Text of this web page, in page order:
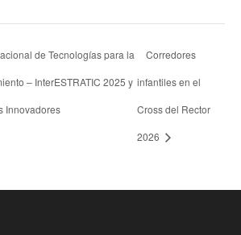
de Tecnologías para la
– InterESTRATIC 2025 y
Innovadores
Corredores
infantiles en el
Cross del Rector
2026